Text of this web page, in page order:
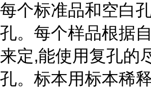
每个标准品和空白
孔。每个样品根据
来定,能使用复孔的
孔。标本用标本稀